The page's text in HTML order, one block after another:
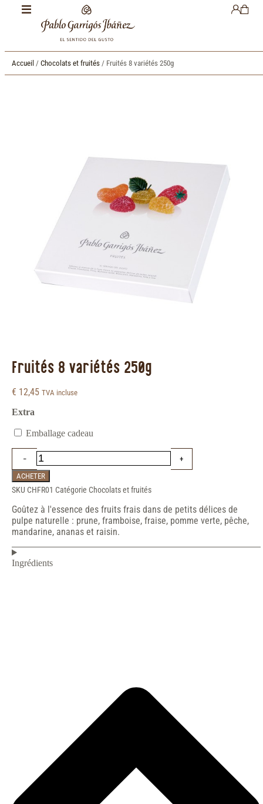
Accueil / Chocolats et fruités / Fruités 8 variétés 250g
Fruités 8 variétés 250g
€ 12,45 TVA incluse
Extra
Emballage cadeau
ACHETER
SKU CHFR01 Catégorie Chocolats et fruités
Goûtez à l'essence des fruits frais dans de petits délices de
pulpe naturelle : prune, framboise, fraise, pomme verte, pêche,
mandarine, ananas et raisin.
Ingrédients